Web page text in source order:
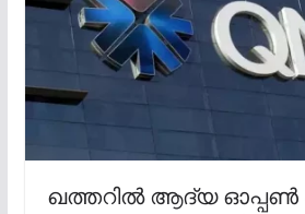
ഖത്തറില്‍ ആദ്യ ഓപ്പണ്‍